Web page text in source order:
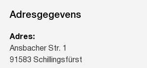
Adresgegevens
Adres:
Ansbacher Str. 1
91583 Schillingsfürst